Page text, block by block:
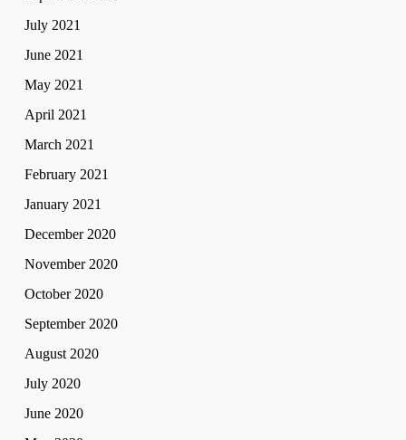
July 2021
June 2021
May 2021
April 2021
March 2021
February 2021
January 2021
December 2020
November 2020
October 2020
September 2020
August 2020
July 2020
June 2020